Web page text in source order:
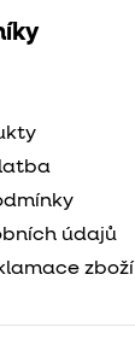
údajů
zboží